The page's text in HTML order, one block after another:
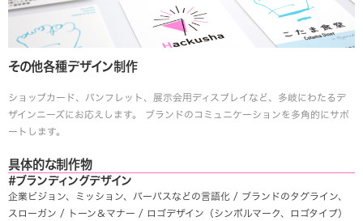
その他各種デザイン制作
ショップカード、パンフレット、展示会用ディスプレイなど、多岐にわたるデ
ザインニーズにお応えします。 ブランドのコミュニケーションを多角的にサポ
ートします。
具体的な制作物
#ブランディングデザイン
企業ビジョン、ミッション、パーパスなどの言語化 / ブランドのタグライン、
スローガン / トーン＆マナー / ロゴデザイン（シンボルマーク、ロゴタイプ）